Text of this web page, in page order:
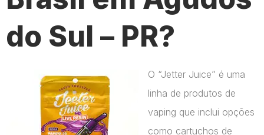
do Sul – PR?
O “Jetter Juice” é uma
linha de produtos de
vaping que inclui opções
como cartuchos de